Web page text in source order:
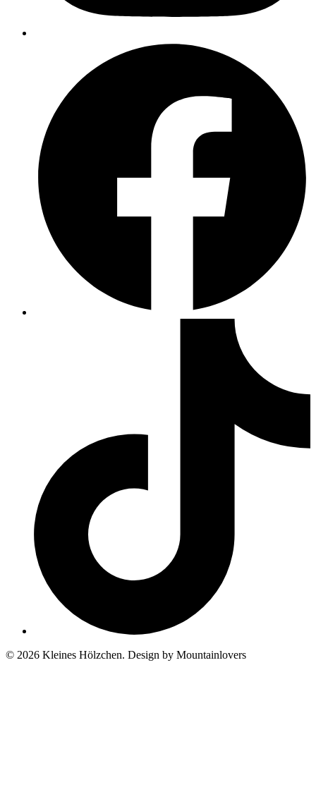
© 2026 Kleines Hölzchen. Design by Mountainlovers